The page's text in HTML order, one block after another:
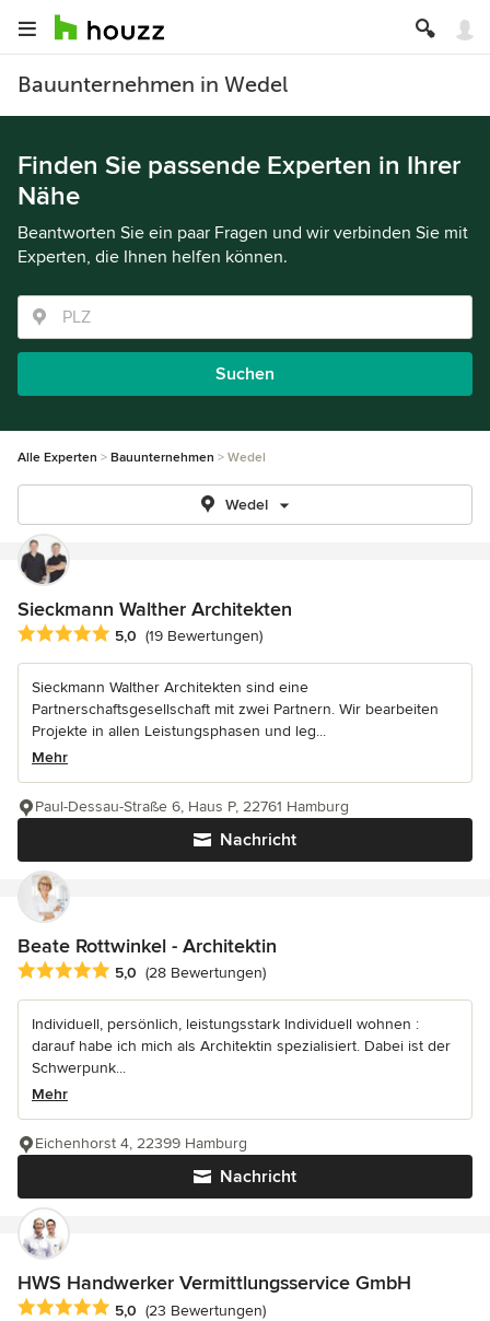
Bauunternehmen in Wedel
Finden Sie passende Experten in Ihrer
Nähe
Beantworten Sie ein paar Fragen und wir verbinden Sie mit
Experten, die Ihnen helfen können.
Suchen
Alle Experten Bauunternehmen Wedel
Wedel
Sieckmann Walther Architekten
Durchschnittliche Bewertung: 5 von 5 Sternen
5,0 (19 Bewertungen)
Sieckmann Walther Architekten sind eine
Partnerschaftsgesellschaft mit zwei Partnern. Wir bearbeiten
Projekte in allen Leistungsphasen und leg...
Mehr
Nachricht
Paul-Dessau-Straße 6, Haus P, 22761 Hamburg
Beate Rottwinkel - Architektin
Durchschnittliche Bewertung: 5 von 5 Sternen
5,0 (28 Bewertungen)
Individuell, persönlich, leistungsstark Individuell wohnen :
darauf habe ich mich als Architektin spezialisiert. Dabei ist der
Schwerpunk...
Mehr
Nachricht
Eichenhorst 4, 22399 Hamburg
HWS Handwerker Vermittlungsservice GmbH
Durchschnittliche Bewertung: 5 von 5 Sternen
5,0 (23 Bewertungen)